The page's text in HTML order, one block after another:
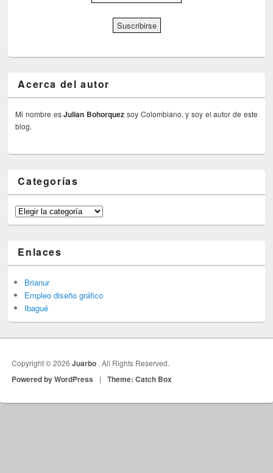
Acerca del autor
Mi nombre esJulian Bohorquez soy Colombiano, y soy el autor de este
blog.
Categorías
Categorías
Enlaces
Brianur
Empleo diseño gráfico
Ibagué
Copyright © 2026Juarbo . All Rights Reserved.
Powered by WordPress | Theme: Catch Box